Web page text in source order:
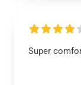
Super